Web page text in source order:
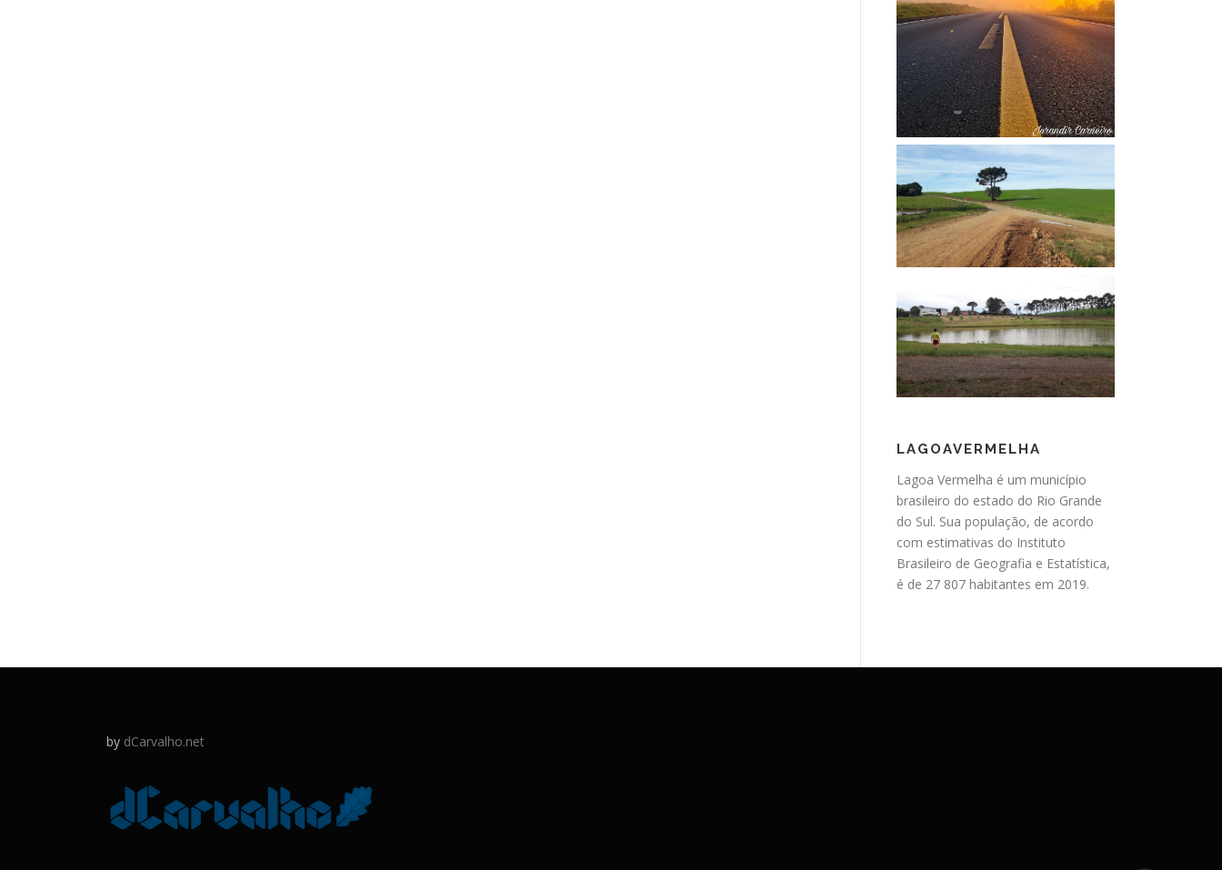
LAGOAVERMELHA
Lagoa Vermelha é um município
brasileiro do estado do Rio Grande
do Sul. Sua população, de acordo
com estimativas do Instituto
Brasileiro de Geografia e Estatística,
é de 27 807 habitantes em 2019.
by dCarvalho.net